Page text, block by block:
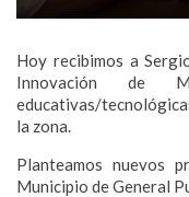
Hoy recibimos a
Innovación de
educativas/
la zona.
Planteamos nuevos
Municipio de General